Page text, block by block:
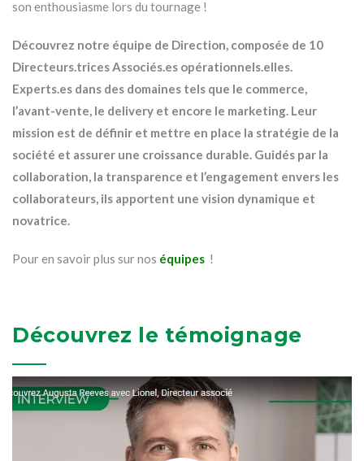
son enthousiasme lors du tournage !
Découvrez notre équipe de Direction, composée de 10
Directeurs.trices Associés.es opérationnels.elles.
Experts.es dans des domaines tels que le commerce,
l’avant-vente, le delivery et encore le marketing. Leur
mission est de définir et mettre en place la stratégie de la
société et assurer une croissance durable. Guidés par la
collaboration, la transparence et l’engagement envers les
collaborateurs, ils apportent une vision dynamique et
novatrice.
Pour en savoir plus sur nos équipes !
Découvrez le témoignage